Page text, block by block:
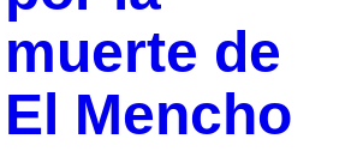
muerte de
El Mencho